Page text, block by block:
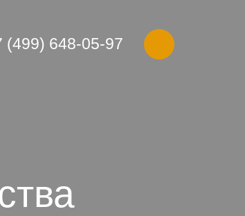
(499) 648-05-97